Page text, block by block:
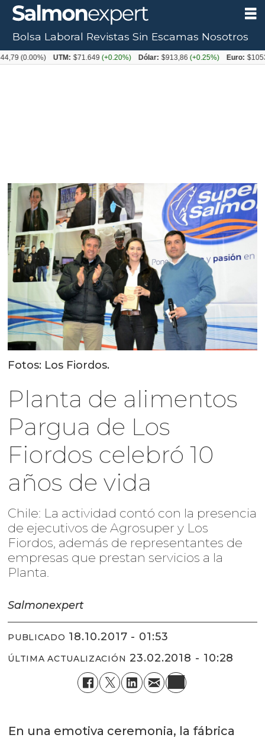
Fotos: Los Fiordos.
Planta de alimentos
Pargua de Los
Fiordos celebró 10
años de vida
Chile: La actividad contó con la presencia
de ejecutivos de Agrosuper y Los
Fiordos, además de representantes de
empresas que prestan servicios a la
Planta.
Salmonexpert
PUBLICADO 18.10.2017 - 01:53
ÚLTIMA ACTUALIZACIÓN 23.02.2018 - 10:28
En una emotiva ceremonia, la fábrica
Bolsa Laboral Revistas Sin Escamas Nosotros
UTM: $71.649(+0.20%) Dólar: $913,86(+0.25%) Euro: $1053,08(-